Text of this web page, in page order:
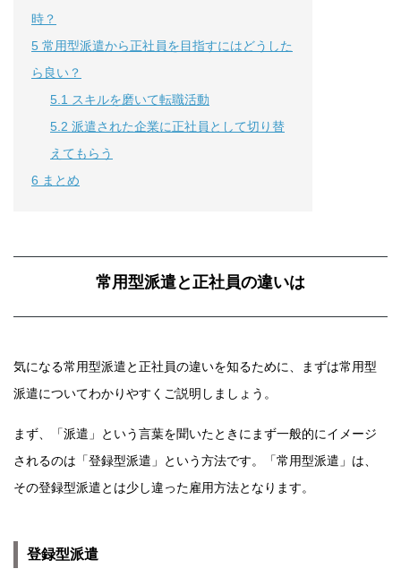
時？
5 常用型派遣から正社員を目指すにはどうした
ら良い？
5.1 スキルを磨いて転職活動
5.2 派遣された企業に正社員として切り替
えてもらう
6 まとめ
常用型派遣と正社員の違いは
気になる常用型派遣と正社員の違いを知るために、まずは常用型
派遣についてわかりやすくご説明しましょう。
まず、「派遣」という言葉を聞いたときにまず一般的にイメージ
されるのは「登録型派遣」という方法です。「常用型派遣」は、
その登録型派遣とは少し違った雇用方法となります。
登録型派遣